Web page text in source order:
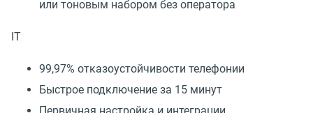
или тоновым набором без оператора
IT
99,97% отказоустойчивости телефонии
Быстрое подключение за 15 минут